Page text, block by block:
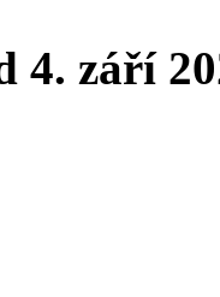
4. září